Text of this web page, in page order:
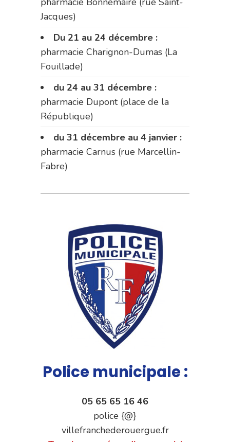
Jacques)
Du 21 au 24 décembre :
pharmacie Charignon-Dumas (La
Fouillade)
du 24 au 31 décembre :
pharmacie Dupont (place de la
République)
du 31 décembre au 4 janvier :
pharmacie Carnus (rue Marcellin-
Fabre)
Police municipale :
05 65 65 16 46
police {@}
villefranchederouergue.fr